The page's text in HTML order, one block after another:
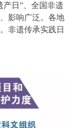
产日”、全国非遗
影响广泛。各地
非遗传承实践日